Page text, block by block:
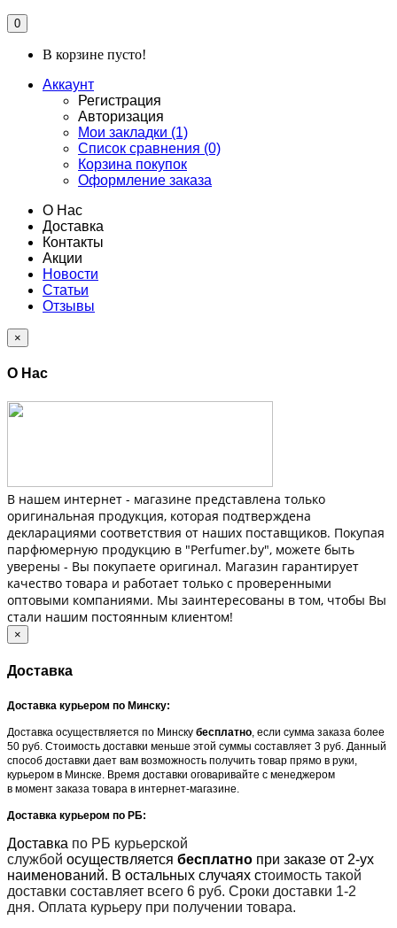
0
В корзине пусто!
Аккаунт
Регистрация
Авторизация
Мои закладки (1)
Список сравнения (0)
Корзина покупок
Оформление заказа
О Нас
Доставка
Контакты
Акции
Новости
Статьи
Отзывы
×
О Нас
В нашем интернет - магазине представлена только
оригинальная продукция, которая подтверждена
декларациями соответствия от наших поставщиков. Покупая
парфюмерную продукцию в "Perfumer.by", можете быть
уверены - Вы покупаете оригинал. Магазин гарантирует
качество товара и работает только с проверенными
оптовыми компаниями. Мы заинтересованы в том, чтобы Вы
стали нашим постоянным клиентом!
×
Доставка
Доставка курьером по Минску:
Доставка осуществляется по Минску бесплатно, если сумма заказа более
50 руб. Стоимость доставки меньше этой суммы составляет 3 руб. Данный
способ доставки дает вам возможность получить товар прямо в руки,
курьером в Минске. Время доставки оговаривайте с менеджером
в момент заказа товара в интернет-магазине.
Доставка курьером по РБ:
Доставка по РБ курьерской
службой осуществляется бесплатно при заказе от 2-ух
наименований. В остальных случаях стоимость такой
доставки составляет всего 6 руб. Сроки доставки 1-2
дня. Оплата курьеру при получении товара.